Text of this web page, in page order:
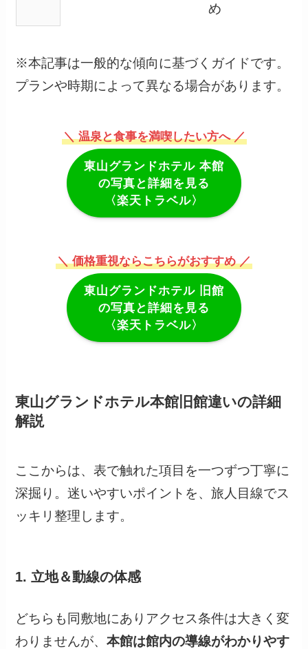
め
※本記事は一般的な傾向に基づくガイドです。
プランや時期によって異なる場合があります。
＼ 温泉と食事を満喫したい方へ ／
東山グランドホテル 本館
の写真と詳細を見る
〈楽天トラベル〉
＼ 価格重視ならこちらがおすすめ ／
東山グランドホテル
旧館
の写真と詳細を見る
〈楽天トラベル〉
東山グランドホテル本館旧館違いの詳細
解説
ここからは、表で触れた項目を一つずつ丁寧に
深掘り。迷いやすいポイントを、旅人目線でス
ッキリ整理します。
1. 立地＆動線の体感
どちらも同敷地にありアクセス条件は大きく変
わりませんが、本館は館内の導線がわかりやす